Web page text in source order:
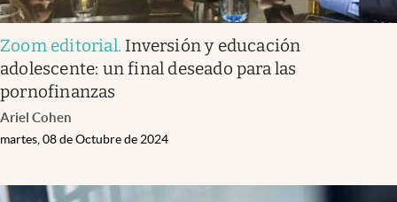
Zoom editorial. Inversión y educación
adolescente: un final deseado para las
pornofinanzas
Ariel Cohen
martes, 08 de Octubre de 2024